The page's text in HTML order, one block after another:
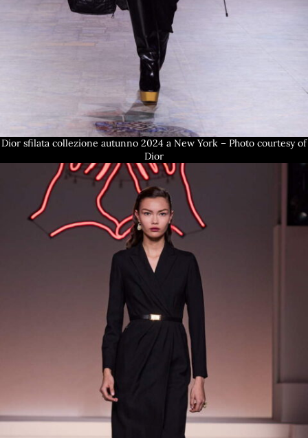
Dior sfilata collezione autunno 2024 a New York – Photo courtesy of
Dior